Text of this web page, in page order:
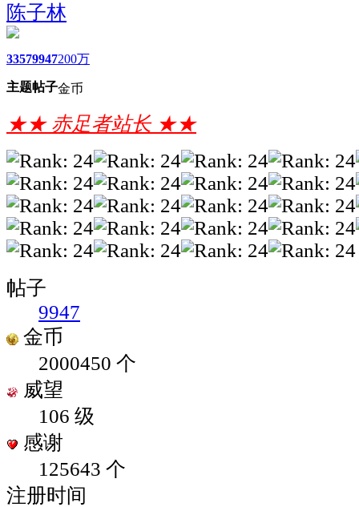
陈子林
3357
主题
9947
帖子
200万
金币
★★ 赤足者站长 ★★
帖子
9947
金币
2000450 个
威望
106 级
感谢
125643 个
注册时间